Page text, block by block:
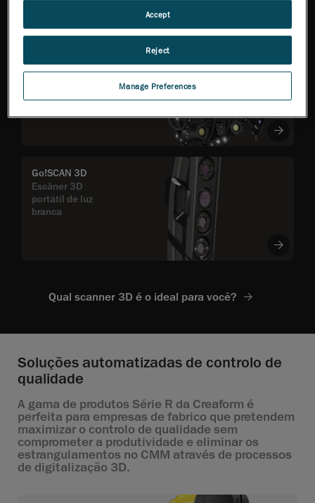
Flexibilidade total na
inspeção, com base em
precisão certificada pela
Go!SCAN 3D
Escâner 3D
portátil de luz
branca
Qual scanner 3D é o ideal para você?
Soluções automatizadas de controlo de
qualidade
A gama de produtos Série R da Creaform é
perfeita para empresas de fabrico que pretendem
maximizar o controlo de qualidade sem
comprometer a produtividade e eliminar os
estrangulamentos no CMM através de processos
de digitalização 3D.
Manage Preferences
Reject
Accept